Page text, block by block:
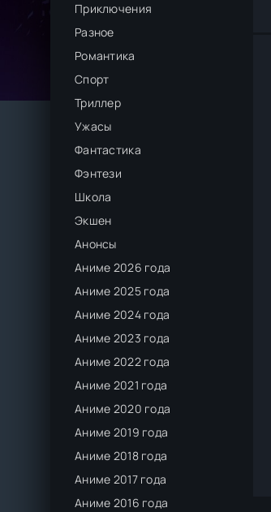
Приключения
Разное
Романтика
Спорт
Триллер
Ужасы
Фантастика
Фэнтези
Школа
Экшен
Анонсы
Аниме 2026 года
Аниме 2025 года
Аниме 2024 года
Аниме 2023 года
Аниме 2022 года
Аниме 2021 года
Аниме 2020 года
Аниме 2019 года
Аниме 2018 года
Аниме 2017 года
Аниме 2016 года